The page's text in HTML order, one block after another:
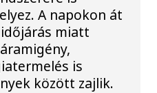
A napokon át
miatt
is
között zajlik.